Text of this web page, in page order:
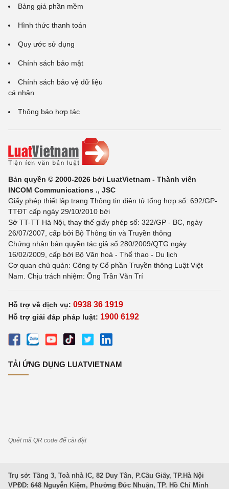
Bảng giá phần mềm
Hình thức thanh toán
Quy ước sử dụng
Chính sách bảo mật
Chính sách bảo vệ dữ liệu
cá nhân
Thông báo hợp tác
Bản quyền © 2000-2026 bởi LuatVietnam - Thành viên
INCOM Communications ., JSC
Giấy phép thiết lập trang Thông tin điện tử tổng hợp số: 692/GP-
TTĐT cấp ngày 29/10/2010 bởi
Sở TT-TT Hà Nội, thay thế giấy phép số: 322/GP - BC, ngày
26/07/2007, cấp bởi Bộ Thông tin và Truyền thông
Chứng nhận bản quyền tác giả số 280/2009/QTG ngày
16/02/2009, cấp bởi Bộ Văn hoá - Thể thao - Du lịch
Cơ quan chủ quản: Công ty Cổ phần Truyền thông Luật Việt
Nam. Chịu trách nhiệm: Ông Trần Văn Trí
Hỗ trợ về dịch vụ: 0938 36 1919
Hỗ trợ giải đáp pháp luật: 1900 6192
TẢI ỨNG DỤNG LUATVIETNAM
Quét mã QR code để cài đặt
Trụ sở: Tầng 3, Toà nhà IC, 82 Duy Tân, P.Cầu Giấy, TP.Hà Nội
VPĐD: 648 Nguyễn Kiệm, Phường Đức Nhuận, TP. Hồ Chí Minh